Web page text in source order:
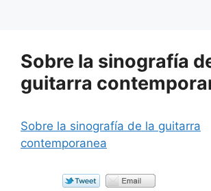
Sobre la sinografía
guitarra
Sobre la sinografía de la guitarra
contemporanea